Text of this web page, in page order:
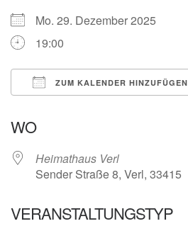
Mo. 29. Dezember 2025
19:00
ZUM KALENDER HINZUFÜGEN
WO
Heimathaus Verl
Sender Straße 8, Verl, 33415
VERANSTALTUNGSTYP